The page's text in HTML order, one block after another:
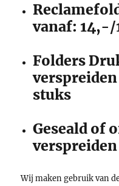
vanaf: 14,-/
Folders
stuks
Geseald of
verspreiden
Wij maken gebruik van